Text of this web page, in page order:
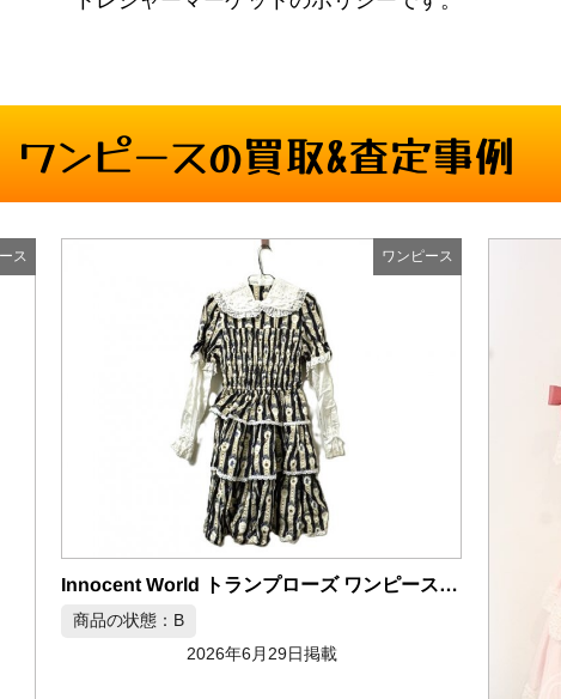
ワンピースの買取&査定事例
ス ワンピース
Innocent World トランプローズ ワンピース ロリータ ネイビー Mサイズ
商品の状態：B
2026年6月29日掲載